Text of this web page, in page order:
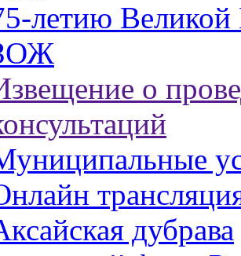
летию
о
дубрава